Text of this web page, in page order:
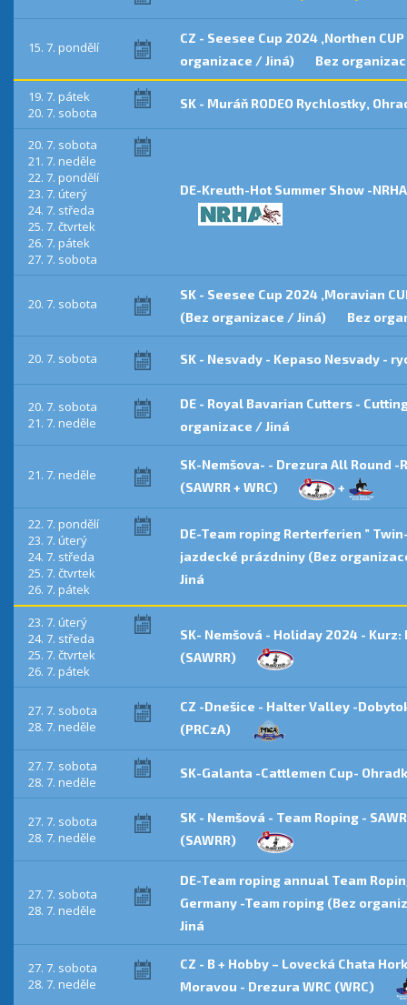
15. 7. pondělí
CZ - Seesee Cup 2024 ,Northen
organizace / Jiná)
Bez
19. 7. pátek
20. 7. sobota
SK - Muráň RODEO Rychlostky,
20. 7. sobota
21. 7. neděle
22. 7. pondělí
23. 7. úterý
24. 7. středa
25. 7. čtvrtek
26. 7. pátek
27. 7. sobota
DE-Kreuth-Hot Summer Show -
20. 7. sobota
SK - Seesee Cup 2024 ,Moravian
(Bez organizace / Jiná)
Bez
20. 7. sobota SK - Nesvady - Kepaso Nesvady -
20. 7. sobota
21. 7. neděle
DE - Royal Bavarian Cutters -
organizace / Jiná
21. 7. neděle
SK-Nemšova- - Drezura All Round -
(SAWRR + WRC)
+
22. 7. pondělí
23. 7. úterý
24. 7. středa
25. 7. čtvrtek
26. 7. pátek
DE-Team roping Rerterferien ”
jazdecké prázdniny (Bez
Jiná
23. 7. úterý
24. 7. středa
25. 7. čtvrtek
26. 7. pátek
SK- Nemšová - Holiday 2024 -
(SAWRR)
27. 7. sobota
28. 7. neděle
CZ -Dnešice - Halter Valley -
(PRCzA)
27. 7. sobota
28. 7. neděle
SK-Galanta -Cattlemen Cup-
27. 7. sobota
28. 7. neděle
SK - Nemšová - Team Roping -
(SAWRR)
27. 7. sobota
28. 7. neděle
DE-Team roping annual Team
Germany -Team roping (Bez
Jiná
27. 7. sobota
28. 7. neděle
CZ - B + Hobby – Lovecká Chata
Moravou - Drezura WRC (WRC)